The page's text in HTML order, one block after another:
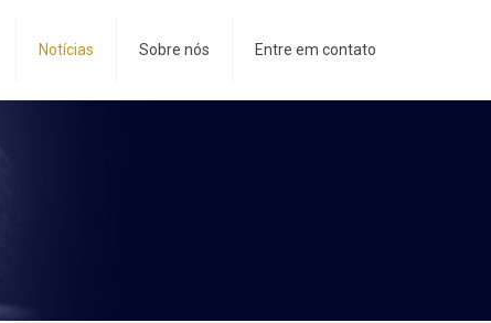
Notícias Sobre nós Entre em contato